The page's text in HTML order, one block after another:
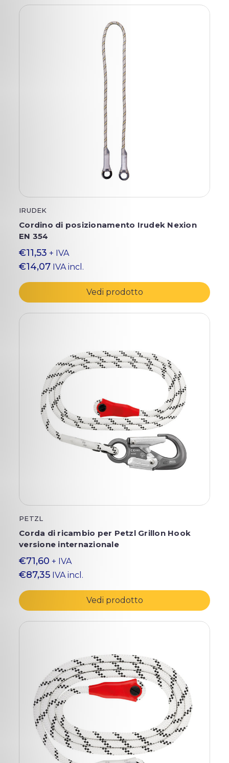
IRUDEK
Cordino di posizionamento Irudek Nexion
EN 354
€11,53 + IVA
€14,07 IVA incl.
Vedi prodotto
PETZL
Corda di ricambio per Petzl Grillon Hook
versione internazionale
€71,60 + IVA
€87,35 IVA incl.
Vedi prodotto